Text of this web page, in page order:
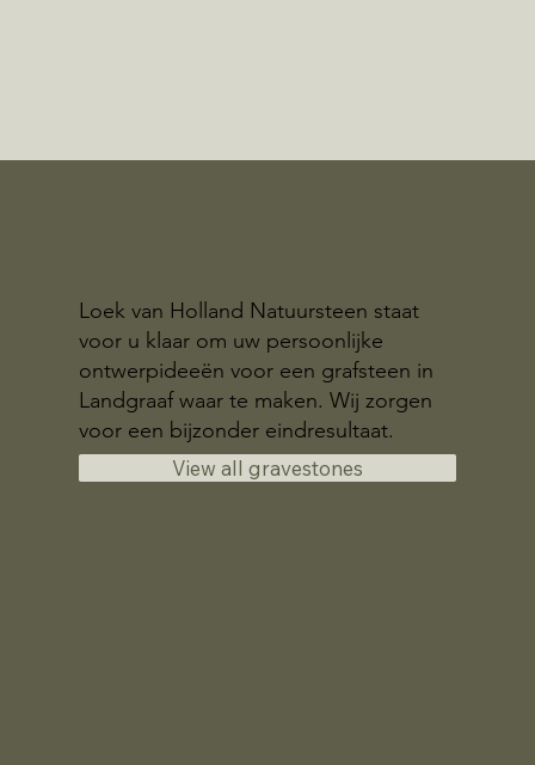
Loek van Holland Natuursteen staat
voor u klaar om uw persoonlijke
ontwerpideeën voor een grafsteen in
Landgraaf waar te maken. Wij zorgen
voor een bijzonder eindresultaat.
View all gravestones